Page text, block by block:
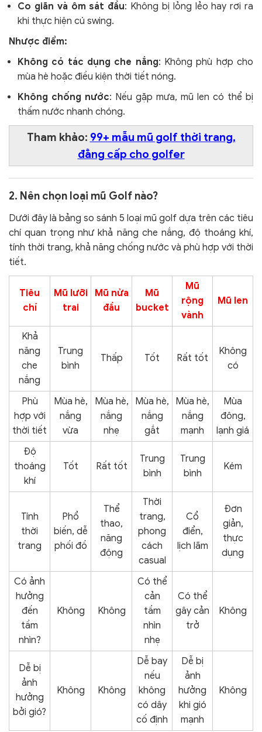
Co giãn và ôm sát đầu: Không bị lỏng lẻo hay rơi ra
khi thực hiện cú swing.
Nhược điểm:
Không có tác dụng che nắng: Không phù hợp cho
mùa hè hoặc điều kiện thời tiết nóng.
Không chống nước: Nếu gặp mưa, mũ len có thể bị
thấm nước nhanh chóng.
Tham khảo: 99+ mẫu mũ golf thời trang,
đẳng cấp cho golfer
2. Nên chọn loại mũ Golf nào?
Dưới đây là bảng so sánh 5 loại mũ golf dựa trên các tiêu
chí quan trọng như khả năng che nắng, độ thoáng khí,
tính thời trang, khả năng chống nước và phù hợp với thời
tiết.
Tiêu
chí
Mũ lưỡi
trai
Mũ nửa
đầu
Mũ
bucket
Mũ
rộng
vành
Mũ len
Khả
năng
che
nắng
Trung
bình
Thấp Tốt Rất tốt
Không
có
Phù
hợp với
thời tiết
Mùa hè,
nắng
vừa
Mùa hè,
nắng
nhẹ
Mùa hè,
nắng
gắt
Mùa hè,
nắng
mạnh
Mùa
đông,
lạnh giá
Độ
thoáng
khí
Tốt Rất tốt
Trung
bình
Trung
bình
Kém
Tính
thời
trang
Phổ
biến, dễ
phối đồ
Thể
thao,
năng
động
Thời
trang,
phong
cách
casual
Cổ
điển,
lịch lãm
Đơn
giản,
thực
dụng
Có ảnh
hưởng
đến
tầm
nhìn?
Không Không
Có thể
cản
tầm
nhìn
nhẹ
Có thể
gây cản
trở
Không
Dễ bị
ảnh
hưởng
bởi gió?
Không Không
Dễ bay
nếu
không
có dây
cố định
Dễ bị
ảnh
hưởng
khi gió
mạnh
Không